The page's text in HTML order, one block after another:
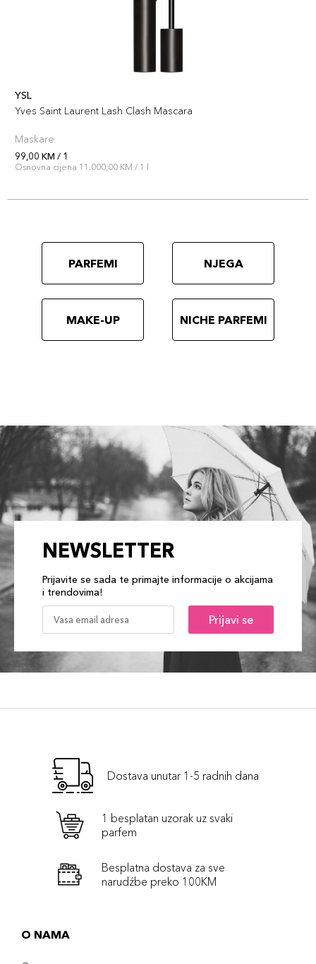
YSL
Yves Saint Laurent Lash Clash Mascara
Maskare
99,00 KM / 1
Osnovna cijena 11.000,00 KM / 1 l
PARFEMI NJEGA
MAKE-UP NICHE PARFEMI
NEWSLETTER
Prijavite se sada te primajte informacije o akcijama
i trendovima!
Prijavi se
Dostava unutar 1-5 radnih dana
1 besplatan uzorak uz svaki
parfem
Besplatna dostava za sve
narudźbe preko 100KM
O NAMA